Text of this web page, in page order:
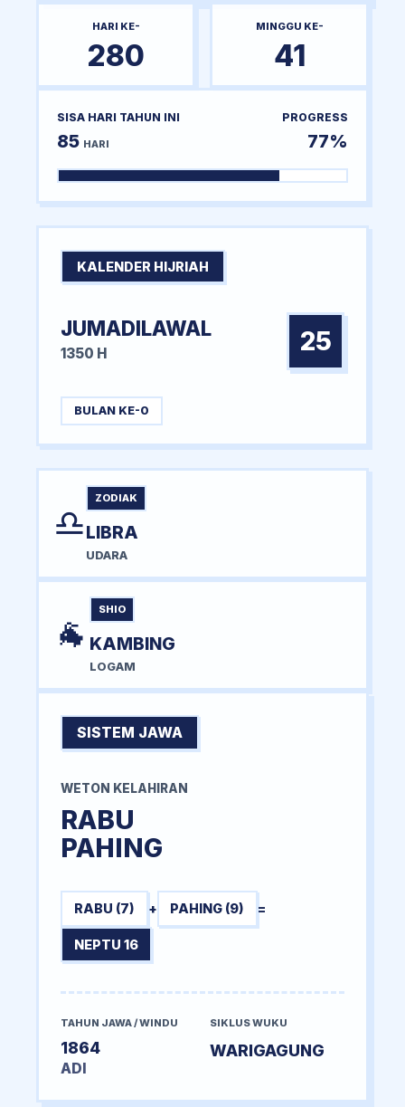
HARI KE-
280
MINGGU KE-
41
SISA HARI TAHUN INI
85 HARI
PROGRESS
77%
KALENDER HIJRIAH
JUMADILAWAL
1350 H 25
BULAN KE-0
♎
ZODIAK
LIBRA
UDARA
🐐
SHIO
KAMBING
LOGAM
SISTEM JAWA
WETON KELAHIRAN
RABU
PAHING
RABU (7) + PAHING (9) =
NEPTU 16
TAHUN JAWA / WINDU
1864
ADI
SIKLUS WUKU
WARIGAGUNG